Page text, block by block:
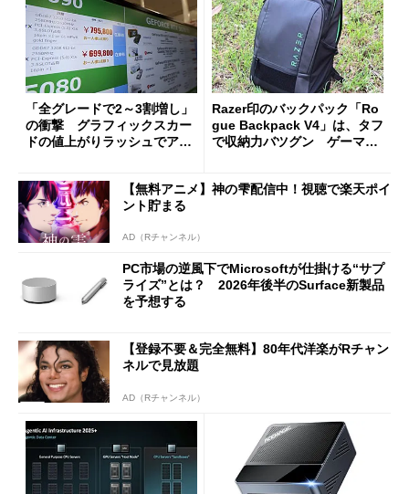
「全グレードで2～3割増し」
の衝撃 グラフィックスカー
ドの値上がりラッシュでアキ
Razer印のバックパック「Ro
gue Backpack V4」は、タフ
で収納力バツグン ゲーマー
【無料アニメ】神の雫配信中！視聴で楽天ポイ
ント貯まる
AD（Rチャンネル）
PC市場の逆風下でMicrosoftが仕掛ける“サプ
ライズ”とは？ 2026年後半のSurface新製品
を予想する
【登録不要＆完全無料】80年代洋楽がRチャン
ネルで見放題
AD（Rチャンネル）